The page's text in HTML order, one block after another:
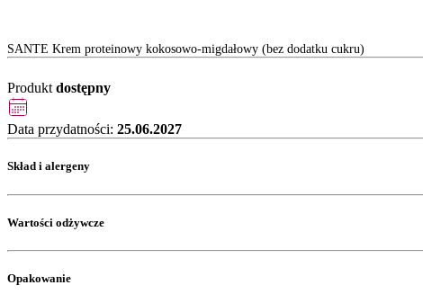
SANTE Krem proteinowy kokosowo-migdałowy (bez dodatku cukru)
Produkt dostępny
Data przydatności: 25.06.2027
Skład i alergeny
Wartości odżywcze
Opakowanie